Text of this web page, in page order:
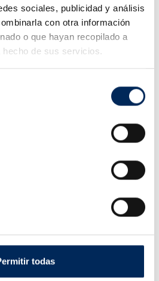
sociales, publicidad y análisis
con otra información
o que hayan recopilado a
de sus servicios.
todas